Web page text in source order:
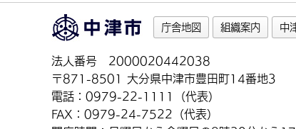
庁舎地図 組織案内 中
法人番号 2000020442038
〒871-8501 大分県中津市豊田町14番地3
電話：0979-22-1111（代表）
FAX：0979-24-7522（代表）